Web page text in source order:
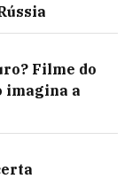
Filme do
imagina a